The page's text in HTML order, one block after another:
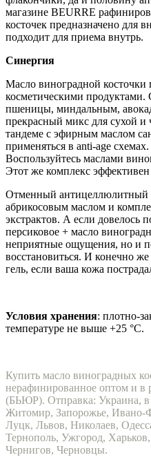
магазине BEURRE
косточек предназначено для
подходит для приема внутрь.
Синергия
Масло виноградной косточки
косметическими продуктами.
пшеницы, миндальным,
прекрасный микс для сухой и
тандеме с эфирным маслом
применяться в anti-age
Воспользуйтесь маслами
Этот же комплекс
Отменный антицеллюлитный
абрикосовым маслом и
экстрактов. А если довелось
персиковое + масло
неприятные ощущения, но и
восстановиться. И конечно
гель, если ваша кожа
Условия хранения: плотно-
температуре не выше +25 °С.
Купить масло виноградных
нерафинированное оптом и в
(БЬЮР). Отправка: Украина,
Житомир, Запорожье, Ивано-
Луцк, Львов, Николаев,
Тернополь, Ужгород,
Чернигов, Черновцы.